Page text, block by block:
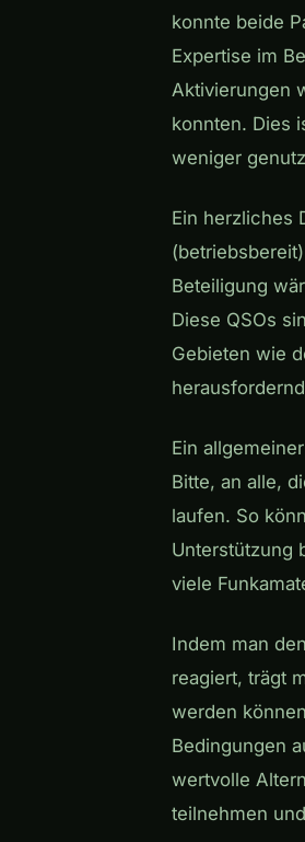
konnte beide
Expertise im
Aktivierungen
konnten. Dies
weniger
Ein herzliches
Beteiligung
Diese QSOs
Gebieten wie
Ein
Bitte, an alle,
laufen. So
Unterstützung
viele
Indem man
reagiert, trägt
werden
Bedingungen
wertvolle
teilnehmen